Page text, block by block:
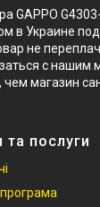
GAPPO
в Украине
не
с
магазин
та послуги